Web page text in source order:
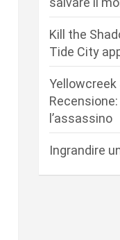
Kill the
Tide City
l’assassino
Ingrandire